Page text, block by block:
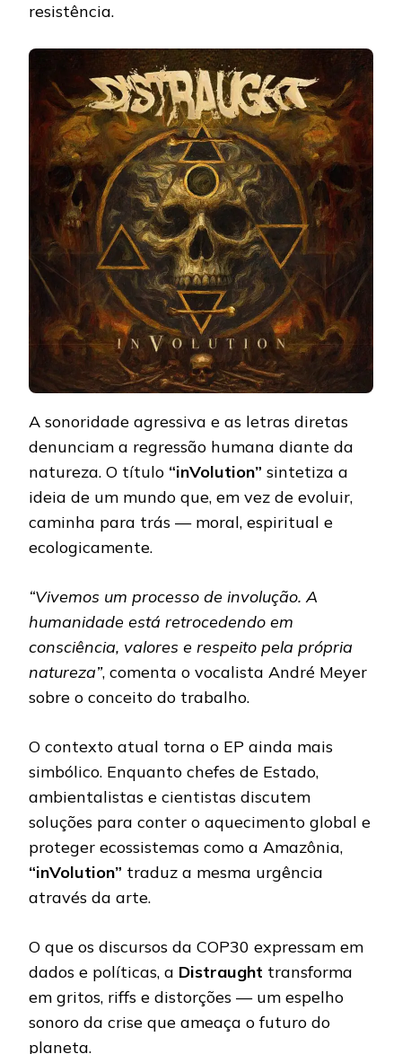
resistência.
A sonoridade agressiva e as letras diretas
denunciam a regressão humana diante da
natureza. O título “inVolution” sintetiza a
ideia de um mundo que, em vez de evoluir,
caminha para trás — moral, espiritual e
ecologicamente.
“Vivemos um processo de involução. A
humanidade está retrocedendo em
consciência, valores e respeito pela própria
natureza”, comenta o vocalista André Meyer
sobre o conceito do trabalho.
O contexto atual torna o EP ainda mais
simbólico. Enquanto chefes de Estado,
ambientalistas e cientistas discutem
soluções para conter o aquecimento global e
proteger ecossistemas como a Amazônia,
“inVolution” traduz a mesma urgência
através da arte.
O que os discursos da COP30 expressam em
dados e políticas, a Distraught transforma
em gritos, riffs e distorções — um espelho
sonoro da crise que ameaça o futuro do
planeta.